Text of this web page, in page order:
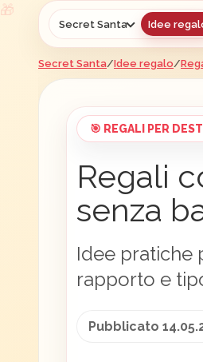
Secret Santa Idee
Secret Santa/Idee regalo/
🎯 REGALI PER
Regali
senza
Idee pratiche
rapporto e
Pubblicato